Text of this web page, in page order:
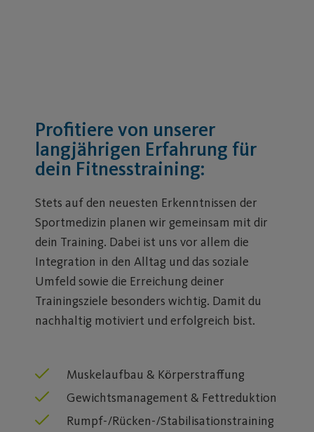
Profitiere von unserer
langjährigen Erfahrung für
dein Fitnesstraining:
Stets auf den neuesten Erkenntnissen der
Sportmedizin planen wir gemeinsam mit dir
dein Training. Dabei ist uns vor allem die
Integration in den Alltag und das soziale
Umfeld sowie die Erreichung deiner
Trainingsziele besonders wichtig. Damit du
nachhaltig motiviert und erfolgreich bist.
Muskelaufbau & Körperstraffung
Gewichtsmanagement & Fettreduktion
Rumpf-/Rücken-/Stabilisationstraining